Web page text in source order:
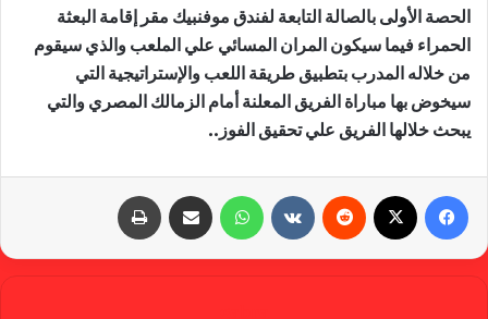
الحصة الأولى بالصالة التابعة لفندق موفنبيك مقر إقامة البعثة
الحمراء فيما سيكون المران المسائي علي الملعب والذي سيقوم
من خلاله المدرب بتطبيق طريقة اللعب والإستراتيجية التي
سيخوض بها مباراة الفريق المعلنة أمام الزمالك المصري والتي
يبحث خلالها الفريق علي تحقيق الفوز..
واتساب